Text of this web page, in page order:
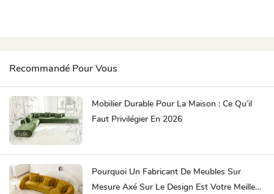
Recommandé Pour Vous
Mobilier Durable Pour La Maison : Ce Qu’il
Faut Privilégier En 2026
Pourquoi Un Fabricant De Meubles Sur
Mesure Axé Sur Le Design Est Votre Meilleur